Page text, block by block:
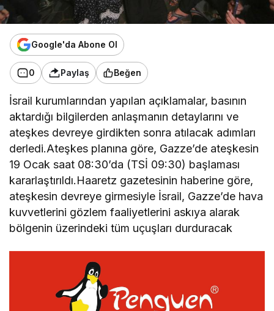
Google'da Abone Ol
0 Paylaş Beğen
İsrail kurumlarından yapılan açıklamalar, basının
aktardığı bilgilerden anlaşmanın detaylarını ve
ateşkes devreye girdikten sonra atılacak adımları
derledi.Ateşkes planına göre, Gazze’de ateşkesin
19 Ocak saat 08:30’da (TSİ 09:30) başlaması
kararlaştırıldı.Haaretz gazetesinin haberine göre,
ateşkesin devreye girmesiyle İsrail, Gazze’de hava
kuvvetlerini gözlem faaliyetlerini askıya alarak
bölgenin üzerindeki tüm uçuşları durduracak